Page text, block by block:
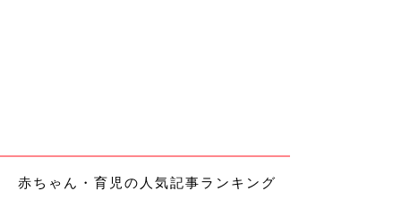
赤ちゃん・育児の人気記事ランキング